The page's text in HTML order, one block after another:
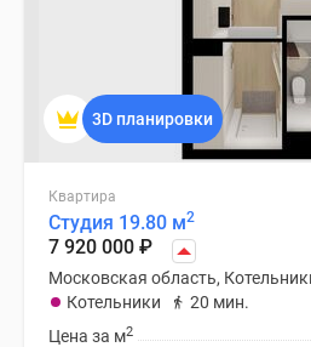
3D планировки
Квартира
Студия 19.80 м2
7 920 000 ₽
Московская область,
Котельники
20 мин.
Цена за м2